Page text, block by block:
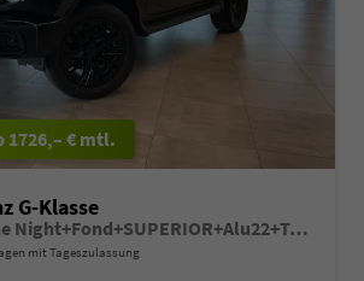
1726,– € mtl.
G-Klasse
G 450 d AMG Line Night+Fond+SUPERIOR+Alu22+Technik+Standheizung+AHK+VOLL
mit Tageszulassung